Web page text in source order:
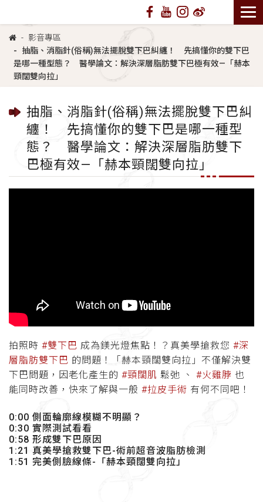
影音專區
抽脂、消脂針(俗稱)無法擺脫雙下巴糾纏！ 先搞懂你的雙下巴
是哪一種型態？ 醫學論文：解決深層脂肪雙下巴極有效—「赫本
頸闊雙向拉」
抽脂、消脂針(俗稱)無法擺脫雙下巴糾
纏！ 先搞懂你的雙下巴是哪一種型
態？ 醫學論文：解決深層脂肪雙下
巴極有效—「赫本頸闊雙向拉」
拍照時 #雙下巴 成為鎂光燈焦點！？真美學搶救您 #深
層脂肪雙下巴 的問題！「赫本頸闊雙向拉」不僅解決雙
下巴問題，因老化產生的 #頸闊肌 鬆弛 、 #火雞脖 也
能同時改善，快來了解與一般 #拉皮手術 有何不同吧！
0:00 側面輪廓線模糊不明顯？
0:30 實際測試看看
0:58 形成雙下巴原因
1:21 真美學搶救雙下巴-術前超音波脂肪檢測
1:51 完美側臉線條-「赫本頸闊雙向拉」